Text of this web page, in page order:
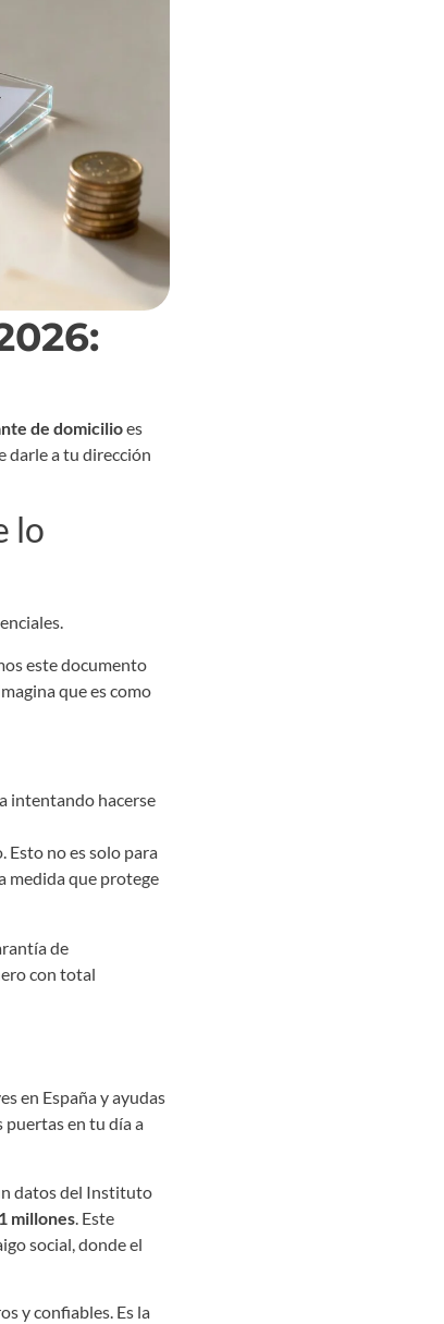
de domicilioes
darle a tu dirección
lo
este documento
que es como
intentando hacerse
Esto no es solo para
medida que protege
de
con total
en España y ayudas
puertas en tu día a
datos del Instituto
millones . Este
social, donde el
y confiables. Es la